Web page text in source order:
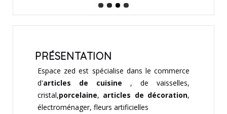
PRÉSENTATION
Espace zed est spécialise dans le commerce
d'articles de cuisine , de vaisselles,
cristal,porcelaine, articles de décoration,
électroménager, fleurs artificielles